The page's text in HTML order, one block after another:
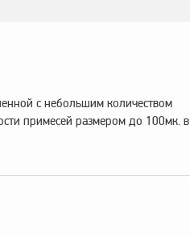
с небольшим количеством
примесей размером до 100мк. в